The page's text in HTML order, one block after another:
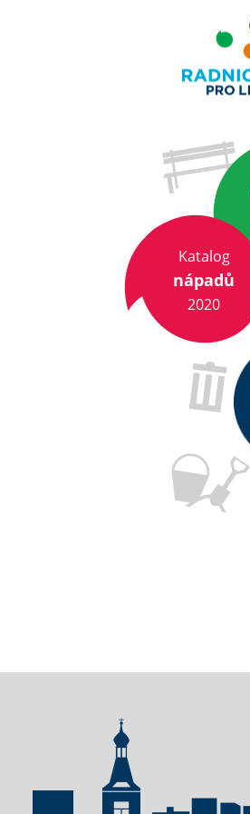
Katalog
nápadů
2020